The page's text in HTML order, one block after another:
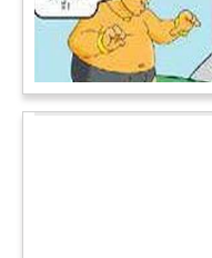
लिप-लॉक कर रही हो।